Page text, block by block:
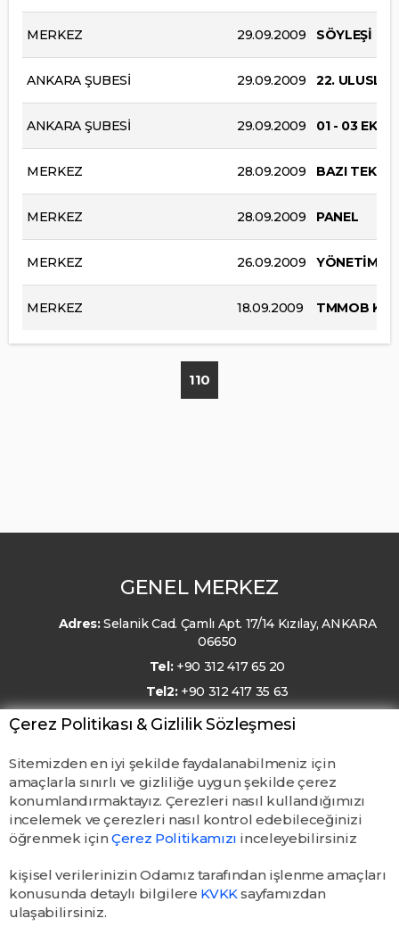
MERKEZ 29.09.2009 SÖYLEŞİ
ANKARA ŞUBESİ 29.09.2009 22.
ANKARA ŞUBESİ 29.09.2009 01 - 03 EKİM
MERKEZ 28.09.2009 BAZI
MERKEZ 28.09.2009 PANEL
MERKEZ 26.09.2009 YÖNETİM
MERKEZ 18.09.2009 TMMOB
110
GENEL MERKEZ
Adres:Selanik Cad. Çamlı Apt. 17/14 Kızılay, ANKARA
06650
Tel: +90 312 417 65 20
Tel2: +90 312 417 35 63
E-Posta: kmo@kmo.org.tr
Çerez Politikası & Gizlilik Sözleşmesi
Sitemizden en iyi şekilde faydalanabilmeniz için
amaçlarla sınırlı ve gizliliğe uygun şekilde çerez
konumlandırmaktayız. Çerezleri nasıl kullandığımızı
incelemek ve çerezleri nasıl kontrol edebileceğinizi
öğrenmek içinÇerez Politikamızı inceleyebilirsiniz
kişisel verilerinizin Odamız tarafından işlenme amaçları
konusunda detaylı bilgilere KVKKsayfamızdan
ulaşabilirsiniz.